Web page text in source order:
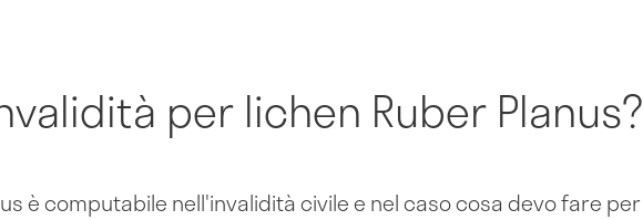
per lichen Ruber Planus?
è computabile nell'invalidità civile e nel caso cosa devo fare per